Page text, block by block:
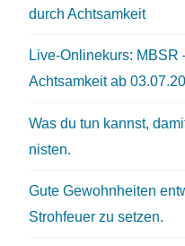
durch Achtsamkeit
Live-Onlinekurs:
Achtsamkeit ab
Was du tun kannst,
nisten.
Gute Gewohnheiten
Strohfeuer zu setzen.